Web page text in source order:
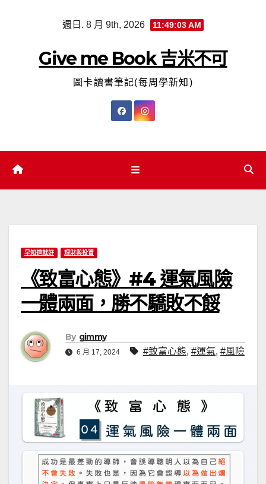
週日. 8 月 9th, 2026 11:49:03 AM
Give me Book 吉米不可
圖卡讀書筆記(每周學新知)
早知道就好 理財與投資
《致富心態》#4 運氣風險
一體兩面，勝不驕敗不餒
By gimmy
6 月 17, 2024 #致富心態, #運氣, #風險